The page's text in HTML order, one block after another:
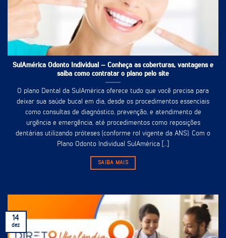
SulAmérica Odonto Individual – Conheça as coberturas, vantagens e
saiba como contratar o plano pelo site
O plano Dental da SulAmérica oferece tudo que você precisa para
deixar sua saúde bucal em dia, desde os procedimentos essenciais
como consultas de diagnóstico, prevenção, e atendimento de
urgência e emergência, até procedimentos como reposições
dentárias utilizando próteses (conforme rol vigente da ANS). Com o
Plano Odonto Individual SulAmérica [...]
SAIBA MAIS
14
dez